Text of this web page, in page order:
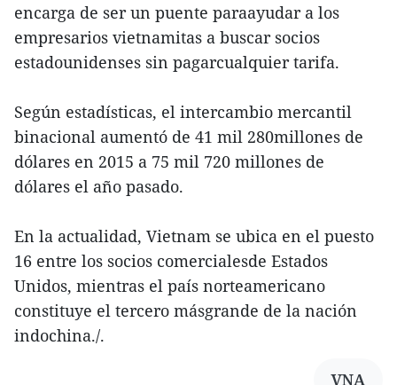
encarga de ser un puente paraayudar a los
empresarios vietnamitas a buscar socios
estadounidenses sin pagarcualquier tarifa.
Según estadísticas, el intercambio mercantil
binacional aumentó de 41 mil 280millones de
dólares en 2015 a 75 mil 720 millones de
dólares el año pasado.
En la actualidad, Vietnam se ubica en el puesto
16 entre los socios comercialesde Estados
Unidos, mientras el país norteamericano
constituye el tercero másgrande de la nación
indochina./.
VNA